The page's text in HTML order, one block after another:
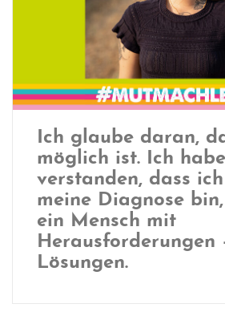
Ich glaube daran,
möglich ist. Ich habe
verstanden, dass
meine Diagnose
ein Mensch mit
Herausforderungen
Lösungen.